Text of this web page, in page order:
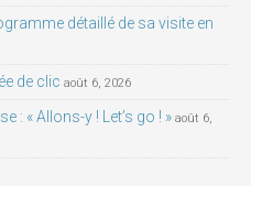
détaillé de sa visite en
de clic août 6, 2026
: « Allons-y ! Let’s go ! » août 6,